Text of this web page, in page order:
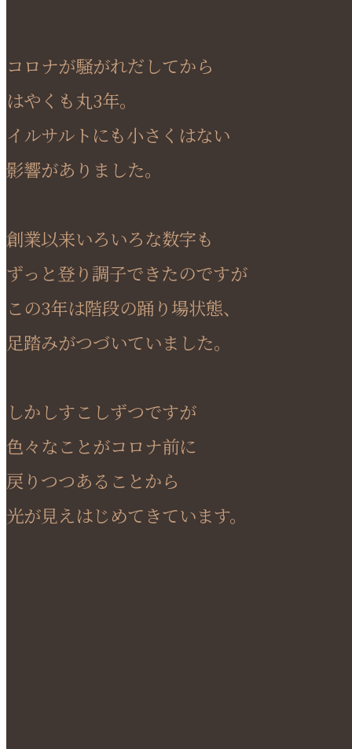
コロナが騒がれだしてから
はやくも丸3年。
イルサルトにも小さくはない
影響がありました。
創業以来いろいろな数字も
ずっと登り調子できたのですが
この3年は階段の踊り場状態、
足踏みがつづいていました。
しかしすこしずつですが
色々なことがコロナ前に
戻りつつあることから
光が見えはじめてきています。